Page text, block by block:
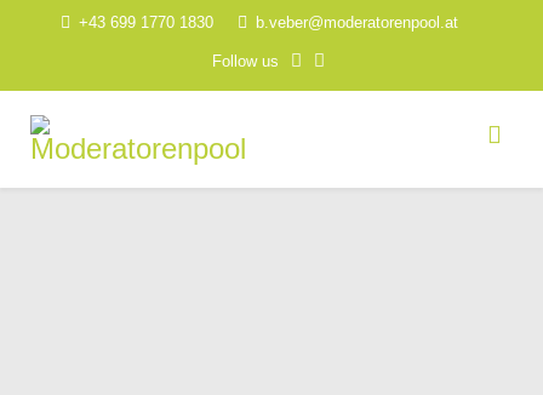
+43 699 1770 1830 b.veber@moderatorenpool.at
Follow us